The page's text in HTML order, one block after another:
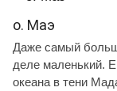
о. Маэ
Даже самый
деле маленький.
океана в тени